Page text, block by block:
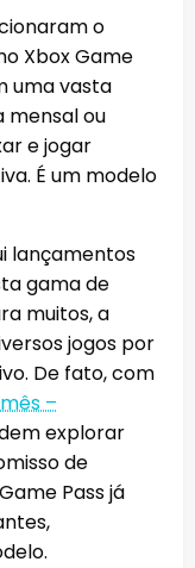
o
Xbox Game
uma vasta
mensal ou
e jogar
É um modelo
lançamentos
gama de
muitos, a
jogos por
De fato, com
–
explorar
de
Pass já